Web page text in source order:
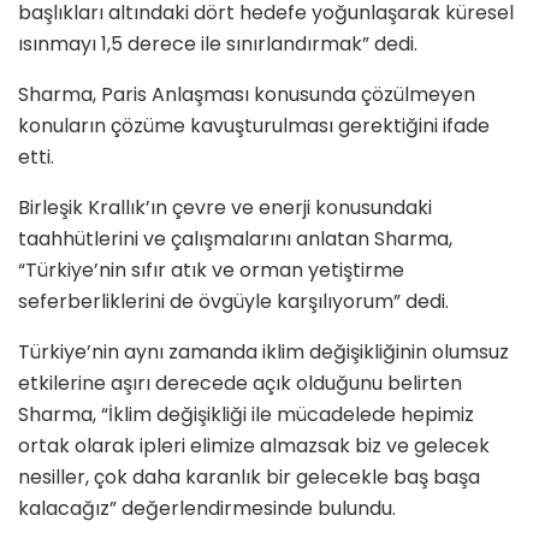
başlıkları altındaki dört hedefe yoğunlaşarak küresel
ısınmayı 1,5 derece ile sınırlandırmak” dedi.
Sharma, Paris Anlaşması konusunda çözülmeyen
konuların çözüme kavuşturulması gerektiğini ifade
etti.
Birleşik Krallık’ın çevre ve enerji konusundaki
taahhütlerini ve çalışmalarını anlatan Sharma,
“Türkiye’nin sıfır atık ve orman yetiştirme
seferberliklerini de övgüyle karşılıyorum” dedi.
Türkiye’nin aynı zamanda iklim değişikliğinin olumsuz
etkilerine aşırı derecede açık olduğunu belirten
Sharma, “İklim değişikliği ile mücadelede hepimiz
ortak olarak ipleri elimize almazsak biz ve gelecek
nesiller, çok daha karanlık bir gelecekle baş başa
kalacağız” değerlendirmesinde bulundu.